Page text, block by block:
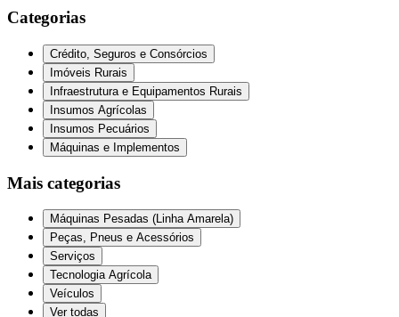
Categorias
Crédito, Seguros e Consórcios
Imóveis Rurais
Infraestrutura e Equipamentos Rurais
Insumos Agrícolas
Insumos Pecuários
Máquinas e Implementos
Mais categorias
Máquinas Pesadas (Linha Amarela)
Peças, Pneus e Acessórios
Serviços
Tecnologia Agrícola
Veículos
Ver todas